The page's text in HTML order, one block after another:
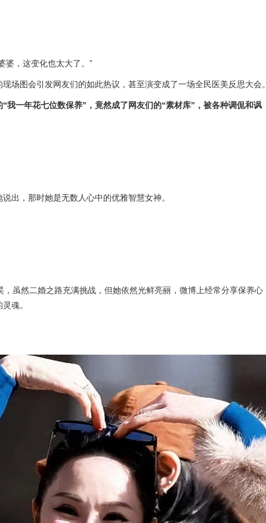
婆，这变化也太大了。”
场图会引发网友们的如此热议，甚至演变成了一场全民医美反思大会。
我一年花七位数保养”，竟然成了网友们的“素材库”，被各种调侃和讽
出，那时她是无数人心中的优雅智慧女神。
虽然二婚之路充满挑战，但她依然光鲜亮丽，微博上经常分享保养心
魂。